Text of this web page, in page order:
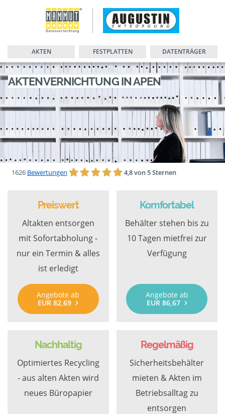
AKTEN FESTPLATTEN DATENTRÄGER
AKTENVERNICHTUNG IN APEN
1626 Bewertungen 4,8 von 5 Sternen
Preiswert
Altakten entsorgen
mit Sofortabholung -
nur ein Termin & alles
ist erledigt
Angebote ab
EUR 82,69
Komfortabel
Behälter stehen bis zu
10 Tagen mietfrei zur
Verfügung
Angebote ab
EUR 86,67
Nachhaltig
Optimiertes Recycling
- aus alten Akten wird
neues Büropapier
Regelmäßig
Sicherheitsbehälter
mieten & Akten im
Betriebsalltag zu
entsorgen